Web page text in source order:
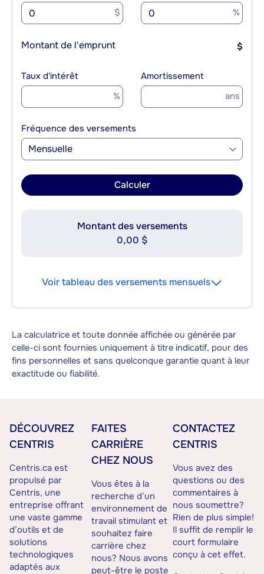
$ %
Montant de l'emprunt $
Taux d'intérêt
%
Amortissement
ans
Fréquence des versements
Mensuelle
Calculer
Montant des versements
0,00 $
Voir tableau des versements mensuels
La calculatrice et toute donnée affichée ou générée par
celle-ci sont fournies uniquement à titre indicatif, pour des
fins personnelles et sans quelconque garantie quant à leur
exactitude ou fiabilité.
DÉCOUVREZ
CENTRIS
Centris.ca est
propulsé par
Centris, une
entreprise offrant
une vaste gamme
d’outils et de
solutions
technologiques
adaptés aux
FAITES
CARRIÈRE
CHEZ NOUS
Vous êtes à la
recherche d’un
environnement de
travail stimulant et
souhaitez faire
carrière chez
nous? Nous avons
peut-être le poste
CONTACTEZ
CENTRIS
Vous avez des
questions ou des
commentaires à
nous soumettre?
Rien de plus simple!
Il suffit de remplir le
court formulaire
conçu à cet effet.